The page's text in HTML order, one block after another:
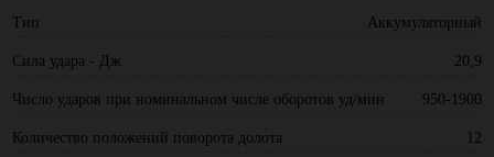
Тип Аккумуляторный
Сила удара - Дж 20,9
Число ударов при номинальном числе оборотов уд/мин 950-1900
Количество положений поворота долота 12